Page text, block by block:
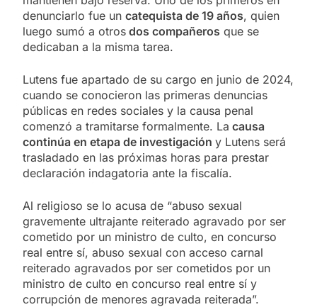
denunciarlo fue un catequista de 19 años, quien
luego sumó a otros dos compañeros que se
dedicaban a la misma tarea.
Lutens fue apartado de su cargo en junio de 2024,
cuando se conocieron las primeras denuncias
públicas en redes sociales y la causa penal
comenzó a tramitarse formalmente. La causa
continúa en etapa de investigación y Lutens será
trasladado en las próximas horas para prestar
declaración indagatoria ante la fiscalía.
Al religioso se lo acusa de “abuso sexual
gravemente ultrajante reiterado agravado por ser
cometido por un ministro de culto, en concurso
real entre sí, abuso sexual con acceso carnal
reiterado agravados por ser cometidos por un
ministro de culto en concurso real entre sí y
corrupción de menores agravada reiterada”.